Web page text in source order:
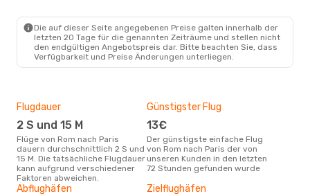
Die auf dieser Seite angegebenen Preise galten innerhalb der
letzten 20 Tage für die genannten Zeiträume und stellen nicht
den endgültigen Angebotspreis dar. Bitte beachten Sie, dass
Verfügbarkeit und Preise Änderungen unterliegen.
Flugdauer
2 S und 15 M
Flüge von Rom nach Paris
dauern durchschnittlich 2 S und
15 M. Die tatsächliche Flugdauer
kann aufgrund verschiedener
Faktoren abweichen.
Günstigster Flug
13€
Der günstigste einfache Flug
von Rom nach Paris der von
unseren Kunden in den letzten
72 Stunden gefunden wurde
Abflughäfen Zielflughäfen